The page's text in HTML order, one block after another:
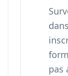
pas